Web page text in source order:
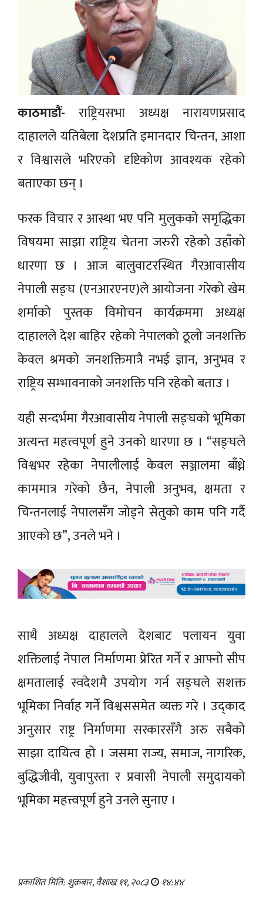
काठमाडौं-राष्ट्रियसभा अध्यक्ष नारायणप्रसाद
दाहालले यतिबेला देशप्रति इमानदार चिन्तन, आशा
र विश्वासले भरिएको दृष्टिकोण आवश्यक रहेको
बताएका छन् ।
फरक विचार र आस्था भए पनि मुलुकको समृद्धिका
विषयमा साझा राष्ट्रिय चेतना जरुरी रहेको उहाँको
धारणा छ । आज बालुवाटरस्थित गैरआवासीय
नेपाली सङ्घ (एनआरएनए)ले आयोजना गरेको खेम
शर्माको पुस्तक विमोचन कार्यक्रममा अध्यक्ष
दाहालले देश बाहिर रहेको नेपालको ठूलो जनशक्ति
केवल श्रमको जनशक्तिमात्रै नभई ज्ञान, अनुभव र
राष्ट्रिय सम्भावनाको जनशक्ति पनि रहेको बताउ ।
यही सन्दर्भमा गैरआवासीय नेपाली सङ्घको भूमिका
अत्यन्त महत्त्वपूर्ण हुने उनको धारणा छ । “सङ्घले
विश्वभर रहेका नेपालीलाई केवल सञ्जालमा बाँध्ने
काममात्र गरेको छैन, नेपाली अनुभव, क्षमता र
चिन्तनलाई नेपालसँग जोड्ने सेतुको काम पनि गर्दै
आएको छ”, उनले भने ।
साथै अध्यक्ष दाहालले देशबाट पलायन युवा
शक्तिलाई नेपाल निर्माणमा प्रेरित गर्ने र आफ्नो सीप
क्षमतालाई स्वदेशमै उपयोग गर्न सङ्घले सशक्त
भूमिका निर्वाह गर्ने विश्वससमेत व्यक्त गरे । उद्काद
अनुसार राष्ट्र निर्माणमा सरकारसँगै अरु सबैको
साझा दायित्व हो । जसमा राज्य, समाज, नागरिक,
बुद्धिजीवी, युवापुस्ता र प्रवासी नेपाली समुदायको
भूमिका महत्त्वपूर्ण हुने उनले सुनाए ।
प्रकाशित मिति: शुक्रबार, वैशाख ११, २०८३ १४:४४